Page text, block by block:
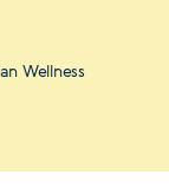
Wellness